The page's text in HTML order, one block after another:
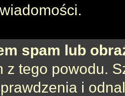
spam lub
z tego powodu.
i